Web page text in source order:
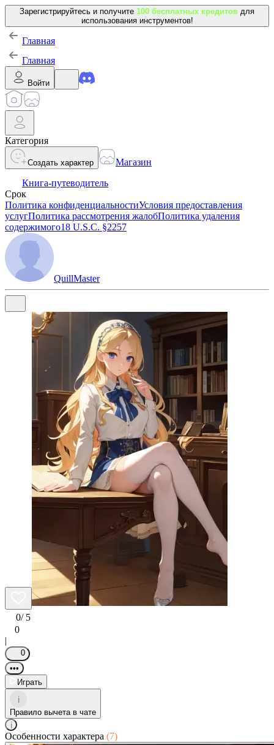
Зарегистрируйтесь и получите 100 бесплатных кредитов для
использования инструментов!
Главная
Главная
Войти
Категория
Создать характер
Магазин
Книга-путеводитель
Срок
Политика конфиденциальностиУсловия предоставления
услугПолитика рассмотрения жалобПолитика удаления
содержимого18 U.S.C. §2257
QuillMaster
0/ 5
0
|
0
•••
Играть
i
Правило вычета в чате
i
Особенности характера (7)